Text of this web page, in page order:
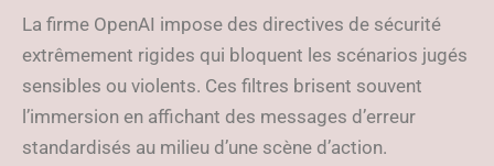
La firme OpenAI impose des directives de sécurité
extrêmement rigides qui bloquent les scénarios jugés
sensibles ou violents. Ces filtres brisent souvent
l’immersion en affichant des messages d’erreur
standardisés au milieu d’une scène d’action.